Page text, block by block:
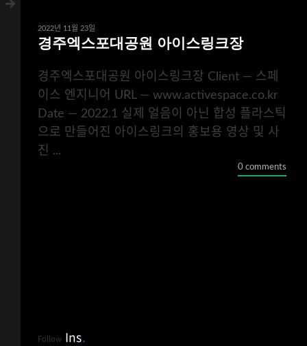
2022년 11월 23일
경주엑스포대공원 아이스링크장
경주엑스포대공원 아이스링크장 Client — 스페
이스 엔지니어 URL — www.activespace.co.kr
Date — 2022.1 실제 얼음이 아닌 합성 플라스틱
으로 만들어진 아이스링크의 홍보용 영상 및 사
진 ...
0 comments
Follow Ins.